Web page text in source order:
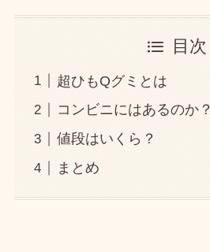
目次
超ひもQグミとは
コンビニにはあるのか？
値段はいくら？
まとめ